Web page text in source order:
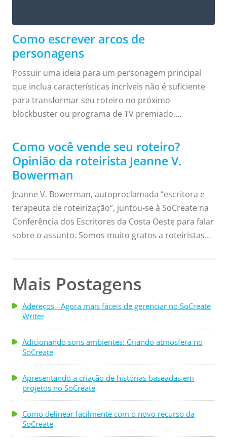
Como escrever arcos de
personagens
Possuir uma ideia para um personagem principal
que inclua características incríveis não é suficiente
para transformar seu roteiro no próximo
blockbuster ou programa de TV premiado,
leitores e, eventualmente, espectadores se
identifiquem com seu roteiro, é preciso dominar a
arte do arco do personagem. O que é um arco do
personagem? Legal, preciso de um arco do
personagem na minha história. Que diabos É um
arco do personagem? O arco do personagem
mapeia a jornada de transformação vivenciada pelo
seu ...
Como você vende seu roteiro?
Opinião da roteirista Jeanne V.
Bowerman
Jeanne V. Bowerman, autoproclamada “escritora e
terapeuta de roteirização”, juntou-se à SoCreate na
Conferência dos Escritores da Costa Oeste para falar
sobre o assunto. Somos muito gratos a roteiristas
editora e gerente da comunidade online do
ScriptMag.com, além de cofundadora e moderadora
do chat semanal de roteiristas do Twitter,
#ScriptChat. Jeanne realiza consultas e palestras em
conferências, eventos de roteiristas e universidades.
E, para provar que está realmente disposta ...
Mais Postagens
Adereços - Agora mais fáceis de gerenciar no SoCreate
Writer
Adicionando sons ambientes: Criando atmosfera no
SoCreate
Apresentando a criação de histórias baseadas em
projetos no SoCreate
Como delinear facilmente com o novo recurso da
SoCreate